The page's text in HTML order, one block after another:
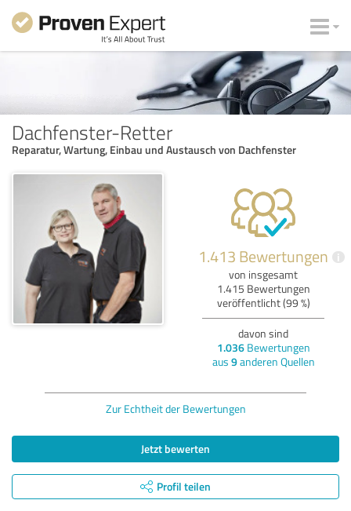
Dachfenster-Retter
Reparatur, Wartung, Einbau und Austausch von Dachfenster
1.413 Bewertungen i
von insgesamt
1.415 Bewertungen
veröffentlicht (99 %)
davon sind
1.036Bewertungen
aus 9anderen Quellen
Zur Echtheit der Bewertungen
Jetzt bewerten
Profil teilen